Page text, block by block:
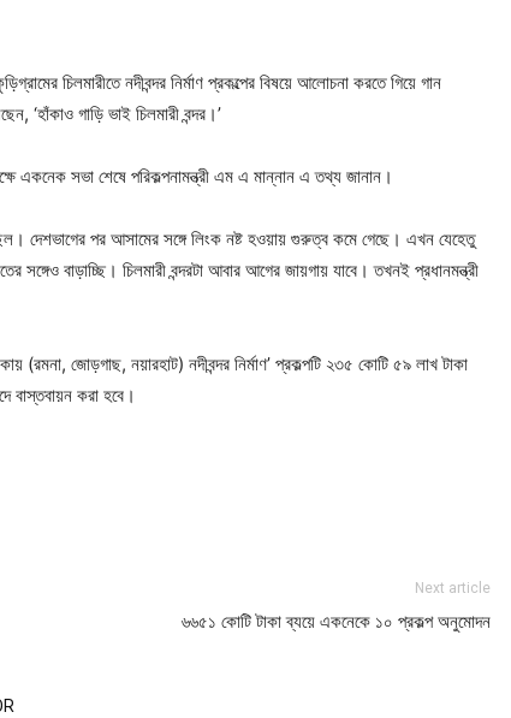
চিলমারীতে নদীবন্দর নির্মাণ প্রকল্পের বিষয়ে আলোচনা করতে গিয়ে গান
‘হাঁকাও গাড়ি ভাই চিলমারী বন্দর।’
একনেক সভা শেষে পরিকল্পনামন্ত্রী এম এ মান্নান এ তথ্য জানান।
দেশভাগের পর আসামের সঙ্গে লিংক নষ্ট হওয়ায় গুরুত্ব কমে গেছে। এখন যেহেতু
সঙ্গেও বাড়াচ্ছি। চিলমারী বন্দরটা আবার আগের জায়গায় যাবে। তখনই প্রধানমন্ত্রী
(রমনা, জোড়গাছ, নয়ারহাট) নদীবন্দর নির্মাণ’ প্রকল্পটি ২৩৫ কোটি ৫৯ লাখ টাকা
বাস্তবায়ন করা হবে।
Next article
৬৬৫১ কোটি টাকা ব্যয়ে একনেকে ১০ প্রকল্প অনুমোদন